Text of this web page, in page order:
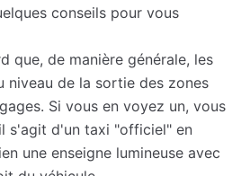
conseils pour vous
que, de manière générale, les
niveau de la sortie des zones
Si vous en voyez un, vous
s'agit d'un taxi "officiel" en
une enseigne lumineuse avec